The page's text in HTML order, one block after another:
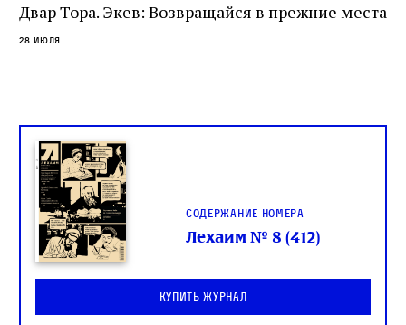
Двар Тора. Экев: Возвращайся в прежние места
28 июля
Содержание номера
Лехаим № 8 (412)
Купить журнал